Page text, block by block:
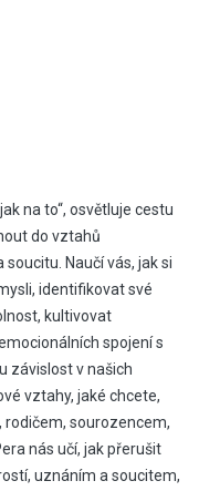
na to“, osvětluje cestu
do vztahů
Naučí vás, jak si
identifikovat své
kultivovat
spojení s
závislost v našich
vztahy, jaké chcete,
sourozencem,
nás učí, jak přerušit
uznáním a soucitem,